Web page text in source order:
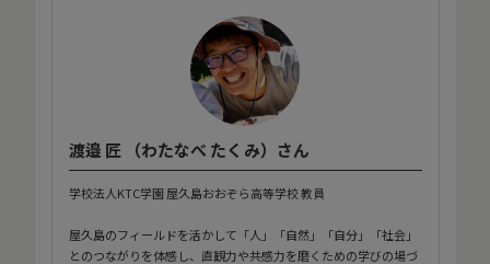
渡邉 匠 （わたなべ たくみ）さん
学校法人KTC学園 屋久島おおぞら高等学校 教員
屋久島のフィールドを活かして「人」「自然」「自分」「社会」
とのつながりを体感し、直観力や共感力を磨くための学びの場づ